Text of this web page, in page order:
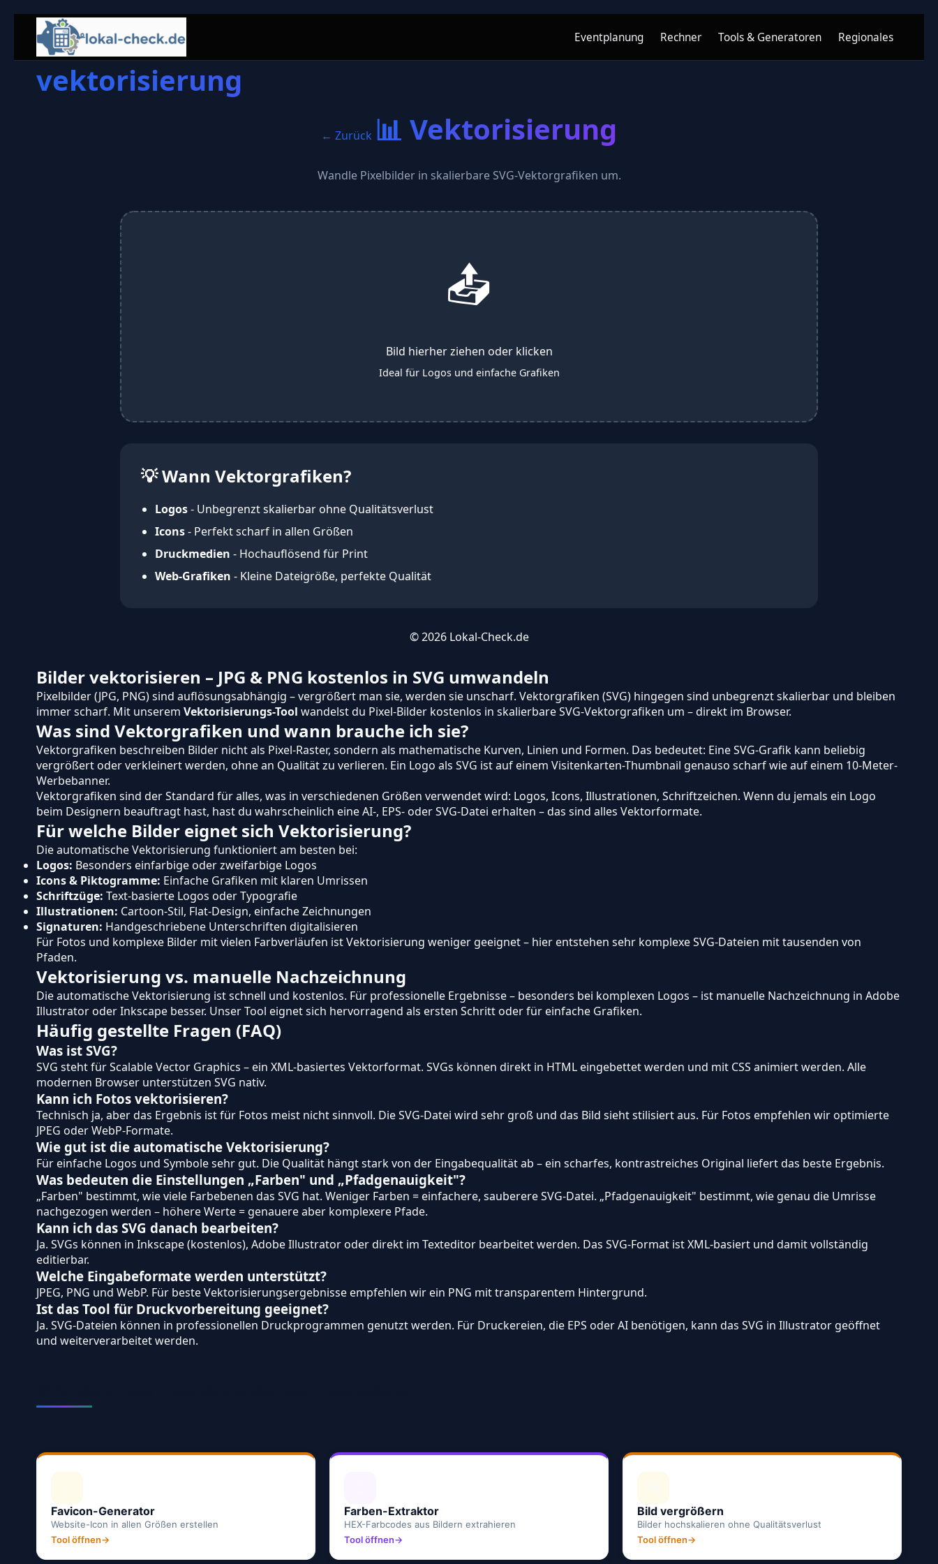
Eventplanung Rechner Tools & Generatoren Regionales
vektorisierung
← Zurück 📊 Vektorisierung
Wandle Pixelbilder in skalierbare SVG-Vektorgrafiken um.
📤
Bild hierher ziehen oder klicken
Ideal für Logos und einfache Grafiken
💡 Wann Vektorgrafiken?
Logos- Unbegrenzt skalierbar ohne Qualitätsverlust
Icons- Perfekt scharf in allen Größen
Druckmedien - Hochauflösend für Print
Web-Grafiken - Kleine Dateigröße, perfekte Qualität
© 2026 Lokal-Check.de
Bilder vektorisieren – JPG & PNG kostenlos in SVG umwandeln
Pixelbilder (JPG, PNG) sind auflösungsabhängig – vergrößert man sie, werden sie unscharf. Vektorgrafiken (SVG) hingegen sind unbegrenzt skalierbar und bleiben
immer scharf. Mit unserem Vektorisierungs-Tool wandelst du Pixel-Bilder kostenlos in skalierbare SVG-Vektorgrafiken um – direkt im Browser.
Was sind Vektorgrafiken und wann brauche ich sie?
Vektorgrafiken beschreiben Bilder nicht als Pixel-Raster, sondern als mathematische Kurven, Linien und Formen. Das bedeutet: Eine SVG-Grafik kann beliebig
vergrößert oder verkleinert werden, ohne an Qualität zu verlieren. Ein Logo als SVG ist auf einem Visitenkarten-Thumbnail genauso scharf wie auf einem 10-Meter-
Werbebanner.
Vektorgrafiken sind der Standard für alles, was in verschiedenen Größen verwendet wird: Logos, Icons, Illustrationen, Schriftzeichen. Wenn du jemals ein Logo
beim Designern beauftragt hast, hast du wahrscheinlich eine AI-, EPS- oder SVG-Datei erhalten – das sind alles Vektorformate.
Für welche Bilder eignet sich Vektorisierung?
Die automatische Vektorisierung funktioniert am besten bei:
Logos: Besonders einfarbige oder zweifarbige Logos
Icons & Piktogramme: Einfache Grafiken mit klaren Umrissen
Schriftzüge: Text-basierte Logos oder Typografie
Illustrationen: Cartoon-Stil, Flat-Design, einfache Zeichnungen
Signaturen: Handgeschriebene Unterschriften digitalisieren
Für Fotos und komplexe Bilder mit vielen Farbverläufen ist Vektorisierung weniger geeignet – hier entstehen sehr komplexe SVG-Dateien mit tausenden von
Pfaden.
Vektorisierung vs. manuelle Nachzeichnung
Die automatische Vektorisierung ist schnell und kostenlos. Für professionelle Ergebnisse – besonders bei komplexen Logos – ist manuelle Nachzeichnung in Adobe
Illustrator oder Inkscape besser. Unser Tool eignet sich hervorragend als ersten Schritt oder für einfache Grafiken.
Häufig gestellte Fragen (FAQ)
Was ist SVG?
SVG steht für Scalable Vector Graphics – ein XML-basiertes Vektorformat. SVGs können direkt in HTML eingebettet werden und mit CSS animiert werden. Alle
modernen Browser unterstützen SVG nativ.
Kann ich Fotos vektorisieren?
Technisch ja, aber das Ergebnis ist für Fotos meist nicht sinnvoll. Die SVG-Datei wird sehr groß und das Bild sieht stilisiert aus. Für Fotos empfehlen wir optimierte
JPEG oder WebP-Formate.
Wie gut ist die automatische Vektorisierung?
Für einfache Logos und Symbole sehr gut. Die Qualität hängt stark von der Eingabequalität ab – ein scharfes, kontrastreiches Original liefert das beste Ergebnis.
Was bedeuten die Einstellungen „Farben" und „Pfadgenauigkeit"?
„Farben" bestimmt, wie viele Farbebenen das SVG hat. Weniger Farben = einfachere, sauberere SVG-Datei. „Pfadgenauigkeit" bestimmt, wie genau die Umrisse
nachgezogen werden – höhere Werte = genauere aber komplexere Pfade.
Kann ich das SVG danach bearbeiten?
Ja. SVGs können in Inkscape (kostenlos), Adobe Illustrator oder direkt im Texteditor bearbeitet werden. Das SVG-Format ist XML-basiert und damit vollständig
editierbar.
Welche Eingabeformate werden unterstützt?
JPEG, PNG und WebP. Für beste Vektorisierungsergebnisse empfehlen wir ein PNG mit transparentem Hintergrund.
Ist das Tool für Druckvorbereitung geeignet?
Ja. SVG-Dateien können in professionellen Druckprogrammen genutzt werden. Für Druckereien, die EPS oder AI benötigen, kann das SVG in Illustrator geöffnet
und weiterverarbeitet werden.
Favicon-Generator
Website-Icon in allen Größen erstellen
Tool öffnen
Farben-Extraktor
HEX-Farbcodes aus Bildern extrahieren
Tool öffnen
Bild vergrößern
Bilder hochskalieren ohne Qualitätsverlust
Tool öffnen